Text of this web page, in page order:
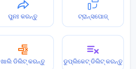
ପୁନଃ କରନ୍ତୁ ଟ୍ରାନ୍ସପୋଜ୍
ଖାଲି ଡିଲିଟ୍ କରନ୍ତୁ ଡୁପ୍ଲିକେଟ୍ ଡିଲିଟ୍ କରନ୍ତୁ